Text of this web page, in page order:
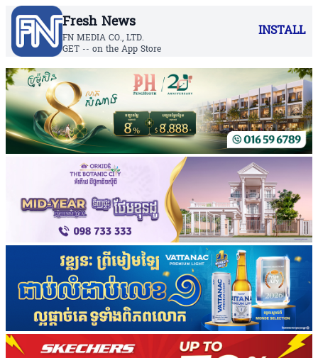
Fresh News
FN MEDIA CO., LTD.
GET -- on the App Store
INSTALL